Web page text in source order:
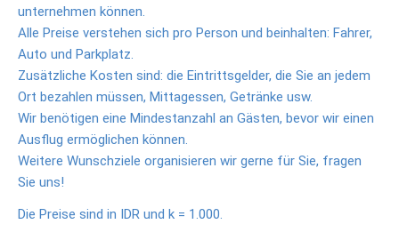
2
Tank
Dives
Ausbildung
Unterwasser
unternehmen können.
Alle Preise verstehen sich pro Person und beinhalten: Fahrer,
Auto und Parkplatz.
Zusätzliche Kosten sind: die Eintrittsgelder, die Sie an jedem
Ort bezahlen müssen, Mittagessen, Getränke usw.
Wir benötigen eine Mindestanzahl an Gästen, bevor wir einen
Ausflug ermöglichen können.
Weitere Wunschziele organisieren wir gerne für Sie, fragen
Sie uns!
Die Preise sind in IDR und k = 1.000.